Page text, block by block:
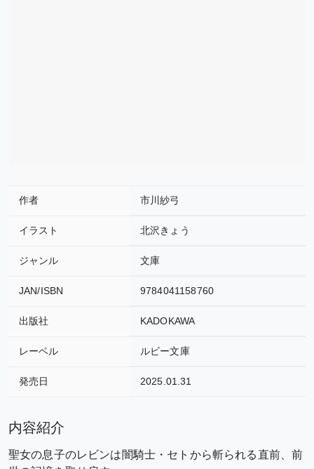
作者 市川紗弓
イラスト 北沢きょう
ジャンル 文庫
JAN/ISBN 9784041158760
出版社 KADOKAWA
レーベル ルビー文庫
発売日 2025.01.31
内容紹介
聖女の息子のレビンは闇騎士・セトから斬られる直前、前